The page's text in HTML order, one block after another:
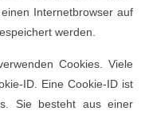
Internetbrowser auf
werden.
Cookies. Viele
ID. Eine Cookie-ID ist
Sie besteht aus einer